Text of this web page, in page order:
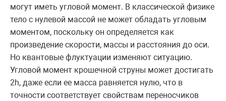
могут иметь угловой момент. В классической физике
тело с нулевой массой не может обладать угловым
моментом, поскольку он определяется как
произведение скорости, массы и расстояния до оси.
Но квантовые флуктуации изменяют ситуацию.
Угловой момент крошечной струны может достигать
2h, даже если ее масса равняется нулю, что в
точности соответствует свойствам переносчиков